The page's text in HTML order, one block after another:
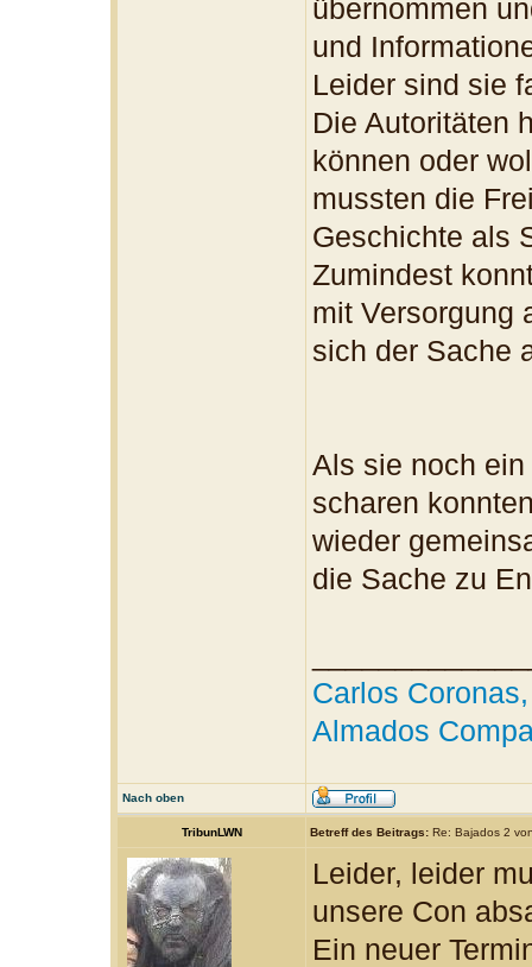
übernommen
und
Leider sind sie
Die Autoritäten
können oder
mussten die
Geschichte als
Zumindest
mit Versorgung
sich der Sache
Als sie noch
scharen
wieder
die Sache zu
Carlos
Almados
Nach oben
TribunLWN Betreff des Beitrags: Re: Bajados 2
Leider, leider
unsere Con
Ein neuer